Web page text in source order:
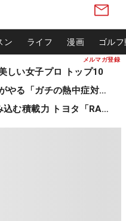
メルマガ登録
ン ライフ 漫画 ゴル
しい女子プロ トップ10
女子プロやキャディがやる「ガチの熱中症対策」
ゴルフバッグ4本飲み込む積載力 トヨタ「RAV4」